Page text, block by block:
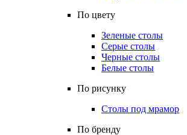
По цвету
Зеленые столы
Серые столы
Черные столы
Белые столы
По рисунку
Столы под мрамор
По бренду